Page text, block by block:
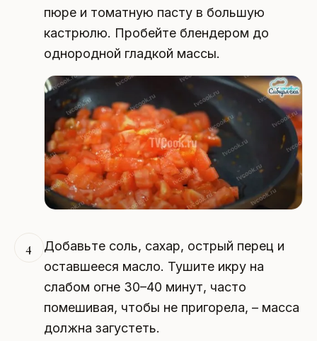
пюре и томатную пасту в большую
кастрюлю. Пробейте блендером до
однородной гладкой массы.
4
Добавьте соль, сахар, острый перец и
оставшееся масло. Тушите икру на
слабом огне 30–40 минут, часто
помешивая, чтобы не пригорела, – масса
должна загустеть.